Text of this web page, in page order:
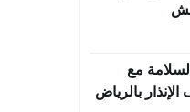
مع
بالرياض